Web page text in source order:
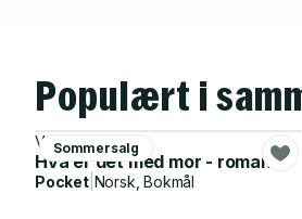
Populært i
Sommersalg
Vigdis Hjorth
Hva er det med mor - roman
Pocket| Norsk, Bokmål